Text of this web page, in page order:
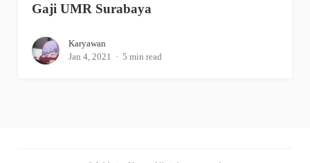
Gaji UMR Surabaya
Karyawan
Jan 4, 2021
5 min read